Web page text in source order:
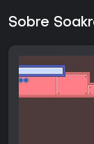
Sobre